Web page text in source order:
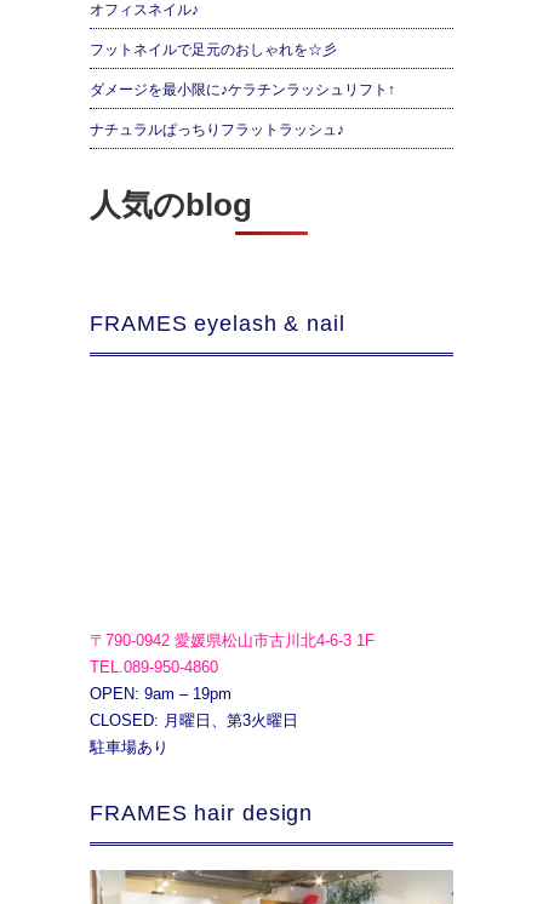
オフィスネイル♪
フットネイルで足元のおしゃれを☆彡
ダメージを最小限に♪ケラチンラッシュリフト↑
ナチュラルぱっちりフラットラッシュ♪
人気のblog
FRAMES eyelash & nail
〒790-0942 愛媛県松山市古川北4-6-3 1F
TEL.089-950-4860
OPEN: 9am – 19pm
CLOSED: 月曜日、第3火曜日
駐車場あり
FRAMES hair design